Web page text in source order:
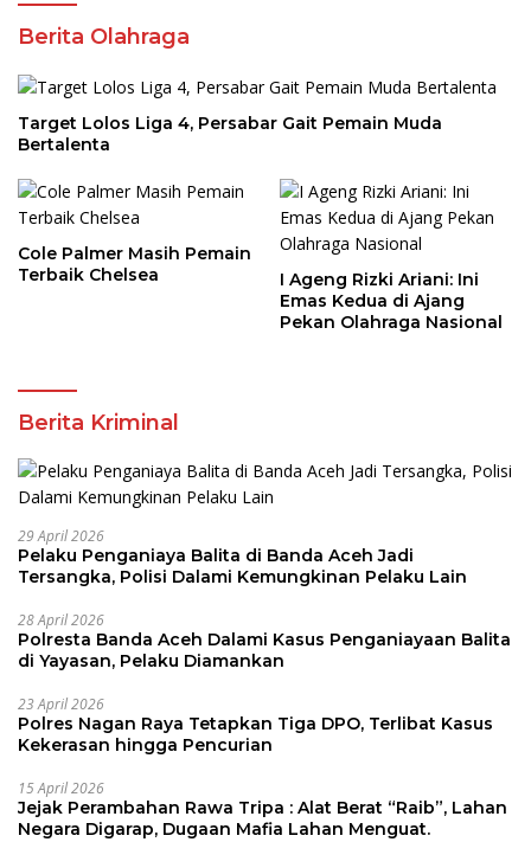
Berita Olahraga
Target Lolos Liga 4, Persabar Gait Pemain Muda
Bertalenta
Cole Palmer Masih Pemain
Terbaik Chelsea
I Ageng Rizki Ariani: Ini
Emas Kedua di Ajang
Pekan Olahraga Nasional
Berita Kriminal
29 April 2026
Pelaku Penganiaya Balita di Banda Aceh Jadi
Tersangka, Polisi Dalami Kemungkinan Pelaku Lain
28 April 2026
Polresta Banda Aceh Dalami Kasus Penganiayaan Balita
di Yayasan, Pelaku Diamankan
23 April 2026
Polres Nagan Raya Tetapkan Tiga DPO, Terlibat Kasus
Kekerasan hingga Pencurian
15 April 2026
Jejak Perambahan Rawa Tripa : Alat Berat “Raib”, Lahan
Negara Digarap, Dugaan Mafia Lahan Menguat.